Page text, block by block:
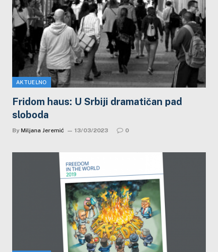
AKTUELNO
Fridom haus: U Srbiji dramatičan pad
sloboda
By Miljana Jeremić 13/03/2023 0